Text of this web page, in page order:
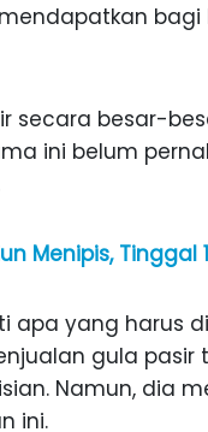
bagi
secara besar-
ini belum
Menipis, Tinggal
apa yang harus
gula pasir
Namun, dia
ini.